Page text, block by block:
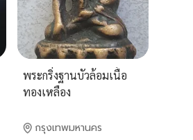
พระกริ่งฐานบัวล้อมเนื้อ
ทองเหลือง
กรุงเทพมหานคร